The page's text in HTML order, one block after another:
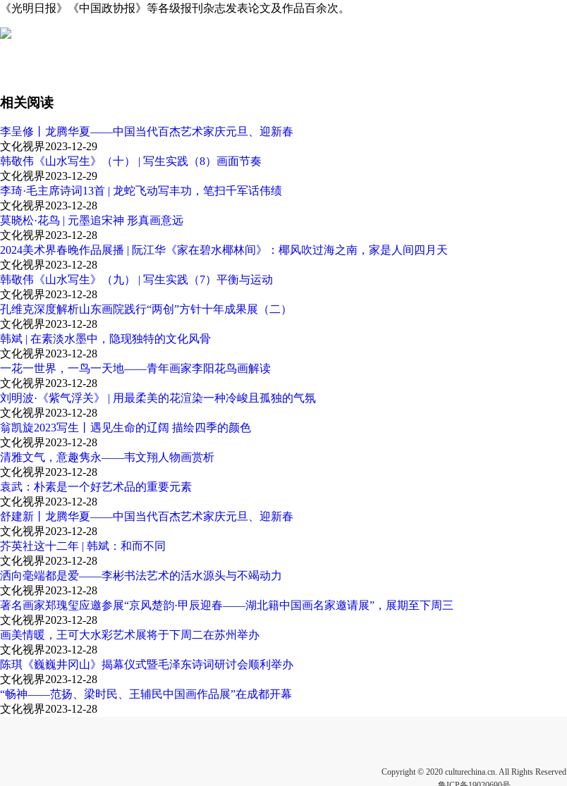
《光明日报》《中国政协报》等各级报刊杂志发表论文及作品百余次。
相关阅读
李呈修丨龙腾华夏——中国当代百杰艺术家庆元旦、迎新春
文化视界2023-12-29
韩敬伟《山水写生》（十） | 写生实践（8）画面节奏
文化视界2023-12-29
李琦·毛主席诗词13首 | 龙蛇飞动写丰功，笔扫千军话伟绩
文化视界2023-12-28
莫晓松·花鸟 | 元墨追宋神 形真画意远
文化视界2023-12-28
2024美术界春晚作品展播 | 阮江华《家在碧水椰林间》：椰风吹过海之南，家是人间四月天
文化视界2023-12-28
韩敬伟《山水写生》（九） | 写生实践（7）平衡与运动
文化视界2023-12-28
孔维克深度解析山东画院践行“两创”方针十年成果展（二）
文化视界2023-12-28
韩斌 | 在素淡水墨中，隐现独特的文化风骨
文化视界2023-12-28
一花一世界，一鸟一天地——青年画家李阳花鸟画解读
文化视界2023-12-28
刘明波·《紫气浮关》 | 用最柔美的花渲染一种冷峻且孤独的气氛
文化视界2023-12-28
翁凯旋2023写生丨遇见生命的辽阔 描绘四季的颜色
文化视界2023-12-28
清雅文气，意趣隽永——韦文翔人物画赏析
文化视界2023-12-28
袁武：朴素是一个好艺术品的重要元素
文化视界2023-12-28
舒建新丨龙腾华夏——中国当代百杰艺术家庆元旦、迎新春
文化视界2023-12-28
芥英社这十二年 | 韩斌：和而不同
文化视界2023-12-28
洒向毫端都是爱——李彬书法艺术的活水源头与不竭动力
文化视界2023-12-28
著名画家郑瑰玺应邀参展“京风楚韵·甲辰迎春——湖北籍中国画名家邀请展”，展期至下周三
文化视界2023-12-28
画美情暖，王可大水彩艺术展将于下周二在苏州举办
文化视界2023-12-28
陈琪《巍巍井冈山》揭幕仪式暨毛泽东诗词研讨会顺利举办
文化视界2023-12-28
“畅神——范扬、梁时民、王辅民中国画作品展”在成都开幕
文化视界2023-12-28
Copyright © 2020 culturechina.cn. All Rights Reserved